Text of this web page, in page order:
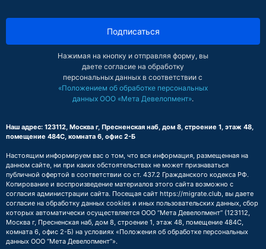
Подписаться
Нажимая на кнопку и отправляя форму, вы
даете согласие на обработку
персональных данных в соответствии с
«Положением об обработке персональных
данных ООО «Мета Девелопмент».
Наш адрес: 123112, Москва г, Пресненская наб, дом 8, строение 1, этаж 48,
помещение 484С, комната 6, офис 2-Б
Настоящим информируем вас о том, что вся информация, размещенная на
данном сайте, ни при каких обстоятельствах не может признаваться
публичной офертой в соответствии со ст. 437.2 Гражданского кодекса РФ.
Копирование и воспроизведение материалов этого сайта возможно с
согласия администрации сайта. Посещая сайт https://migrate.club, вы даете
согласие на обработку данных cookies и иных пользовательских данных, сбор
которых автоматически осуществляется ООО “Мета Девелопмент” (123112,
Москва г, Пресненская наб, дом 8, строение 1, этаж 48, помещение 484С,
комната 6, офис 2-Б) на условиях «Положения об обработке персональных
данных ООО “Мета Девелопмент”».